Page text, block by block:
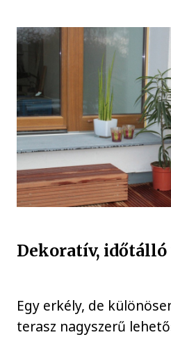
Dekoratív, időtálló
Egy erkély, de
terasz nagyszerű